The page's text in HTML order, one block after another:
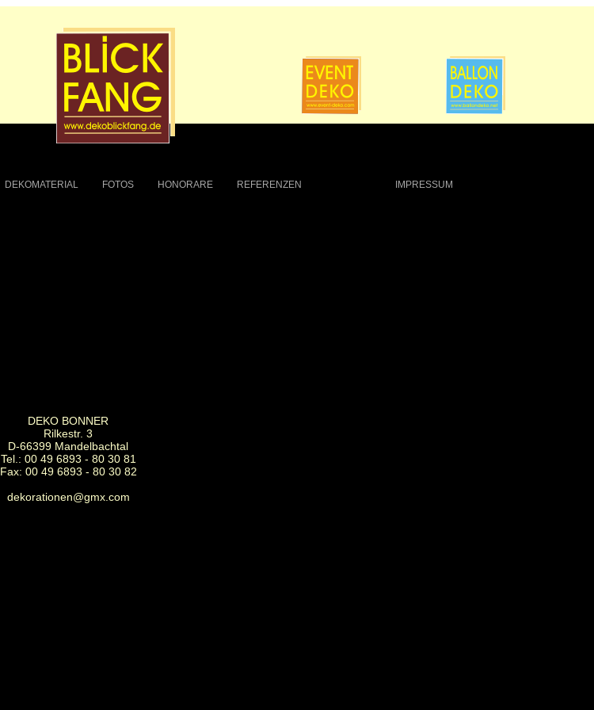
DEKOMATERIAL FOTOS HONORARE REFERENZEN IMPRESSUM
DEKO BONNER
Rilkestr. 3
D-66399 Mandelbachtal
Tel.: 00 49 6893 - 80 30 81
Fax: 00 49 6893 - 80 30 82
dekorationen@gmx.com